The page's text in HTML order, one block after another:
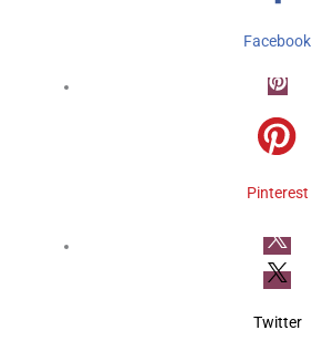
Facebook
Pinterest
Twitter